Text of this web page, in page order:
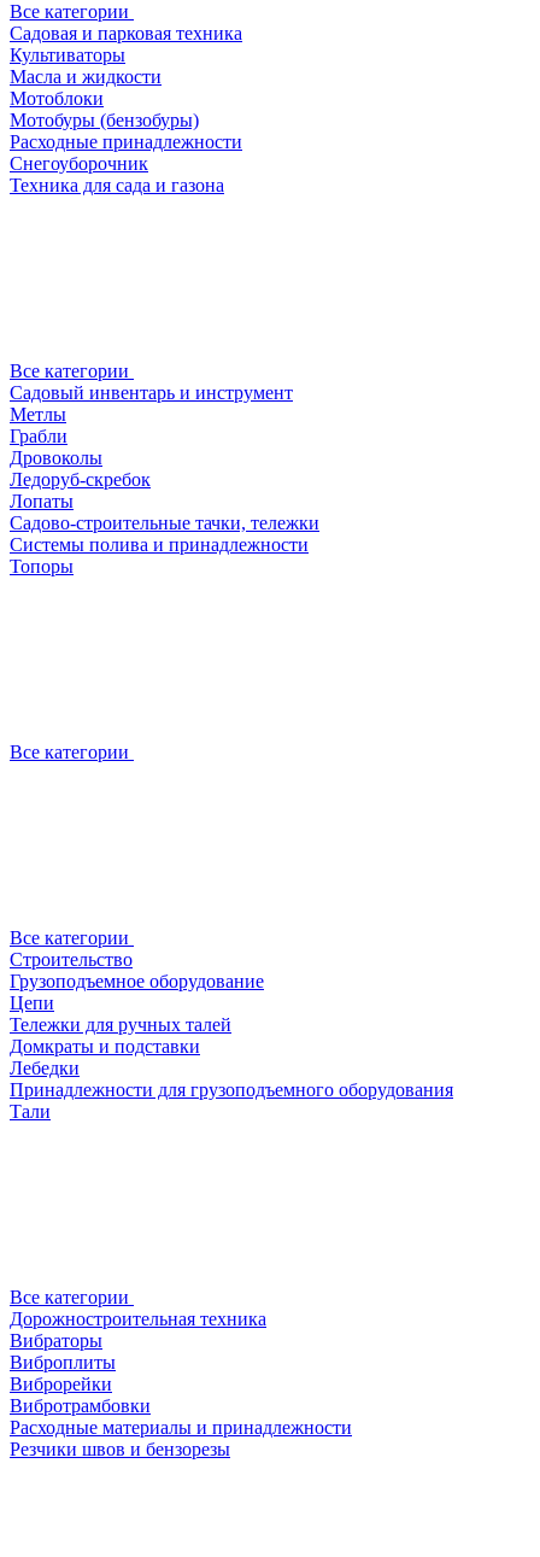
Все категории
Садовая и парковая техника
Культиваторы
Масла и жидкости
Мотоблоки
Мотобуры (бензобуры)
Расходные принадлежности
Снегоуборочник
Техника для сада и газона
Все категории
Садовый инвентарь и инструмент
Метлы
Грабли
Дровоколы
Ледоруб-скребок
Лопаты
Садово-строительные тачки, тележки
Системы полива и принадлежности
Топоры
Все категории
Все категории
Строительство
Грузоподъемное оборудование
Цепи
Тележки для ручных талей
Домкраты и подставки
Лебедки
Принадлежности для грузоподъемного оборудования
Тали
Все категории
Дорожностроительная техника
Вибраторы
Виброплиты
Виброрейки
Вибротрамбовки
Расходные материалы и принадлежности
Резчики швов и бензорезы